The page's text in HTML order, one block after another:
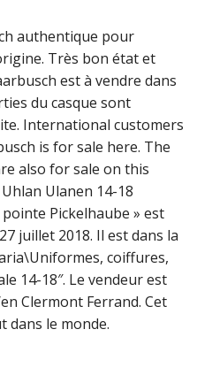
authentique pour
Très bon état et
est à vendre dans
du casque sont
International customers
is for sale here. The
also for sale on this
Ulanen 14-18
Pickelhaube » est
juillet 2018. Il est dans la
coiffures,
14-18″. Le vendeur est
Clermont Ferrand. Cet
le monde.